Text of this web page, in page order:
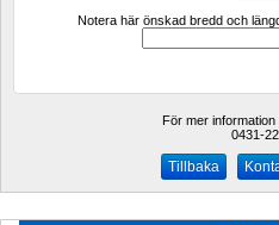
Notera här önskad bredd och
För mer
0431-